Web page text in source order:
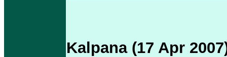
Kalpana (17 Apr